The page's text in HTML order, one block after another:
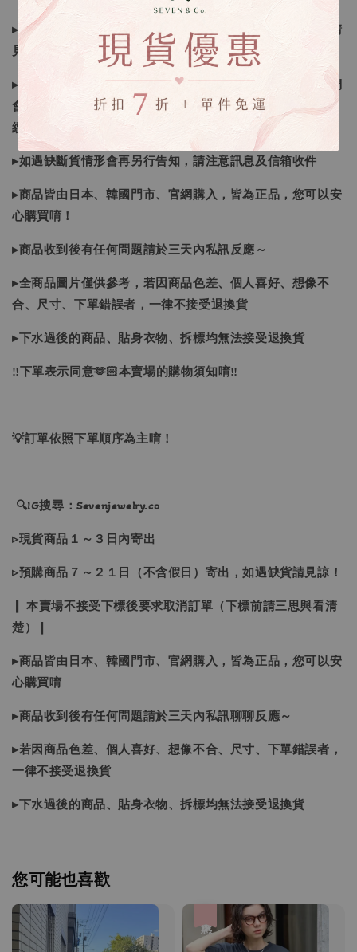
▸所有商品皆以日本、韓國售完為止，如下單後遇缺貨情形請
見諒
▸因日本商品貨況和價格是浮動的，若遇到缺貨或者調價我們
會視情況等待下單，若您想要知道即時貨況還請主動聯繫後
續喔
▸如遇缺斷貨情形會再另行告知，請注意訊息及信箱收件
▸商品皆由日本、韓國門市、官網購入，皆為正品，您可以安
心購買唷！
▸商品收到後有任何問題請於三天內私訊反應～
▸全商品圖片僅供參考，若因商品色差、個人喜好、想像不
合、尺寸、下單錯誤者，一律不接受退換貨
▸下水過後的商品、貼身衣物、拆標均無法接受退換貨
‼下單表示同意🫶🏻本賣場的購物須知唷‼
💡訂單依照下單順序為主唷！
🔍IG搜尋：Sevenjewelry.co
▹現貨商品１～３日內寄出
▹預購商品７～２１日（不含假日）寄出，如遇缺貨請見諒！
❙ 本賣場不接受下標後要求取消訂單（下標前請三思與看清
楚）❙
▸商品皆由日本、韓國門市、官網購入，皆為正品，您可以安
心購買唷
▸商品收到後有任何問題請於三天內私訊聊聊反應～
▸若因商品色差、個人喜好、想像不合、尺寸、下單錯誤者，
一律不接受退換貨
▸下水過後的商品、貼身衣物、拆標均無法接受退換貨
您可能也喜歡